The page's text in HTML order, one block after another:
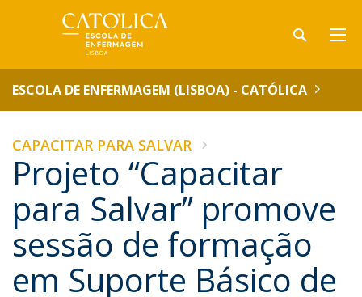
ESCOLA DE ENFERMAGEM (LISBOA) - CATÓLICA
CAPACITAR PARA SALVAR
Projeto “Capacitar
para Salvar” promove
sessão de formação
em Suporte Básico de